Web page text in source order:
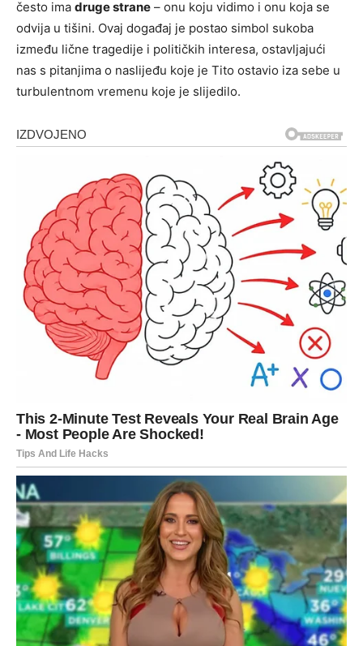
često ima druge strane – onu koju vidimo i onu koja se
odvija u tišini. Ovaj događaj je postao simbol sukoba
između lične tragedije i političkih interesa, ostavljajući
nas s pitanjima o naslijeđu koje je Tito ostavio iza sebe u
turbulentnom vremenu koje je slijedilo.